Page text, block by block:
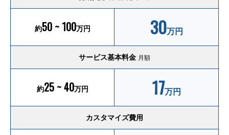
約50 ~ 100万円 30万円
サービス基本料金 月額
約25 ~ 40万円 17万円
カスタマイズ費用